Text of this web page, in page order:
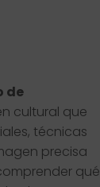
de
cultural que
técnicas
precisa
qué